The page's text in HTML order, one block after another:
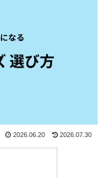
2026.06.20 2026.07.30